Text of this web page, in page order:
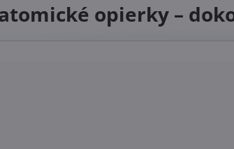
opierky –